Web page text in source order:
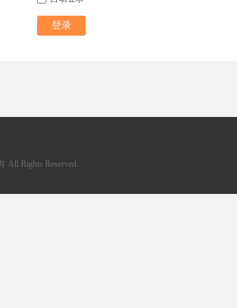
登录
All Rights Reserved.